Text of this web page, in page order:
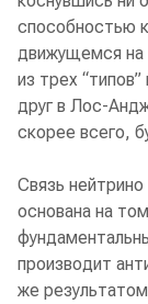
способностью
движущемся на
из трех
друг в Лос-
скорее всего,
Связь
основана на
производит
же